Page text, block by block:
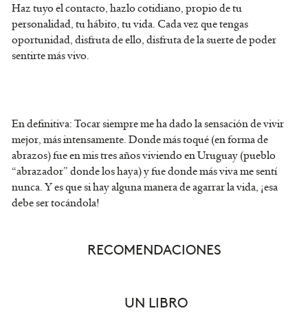
Haz tuyo el contacto, hazlo cotidiano, propio de tu
personalidad, tu hábito, tu vida. Cada vez que tengas
oportunidad, disfruta de ello, disfruta de la suerte de poder
sentirte más vivo.
En definitiva: Tocar siempre me ha dado la sensación de vivir
mejor, más intensamente. Donde más toqué (en forma de
abrazos) fue en mis tres años viviendo en Uruguay (pueblo
“abrazador” donde los haya) y fue donde más viva me sentí
nunca. Y es que si hay alguna manera de agarrar la vida, ¡esa
debe ser tocándola!
RECOMENDACIONES
UN LIBRO